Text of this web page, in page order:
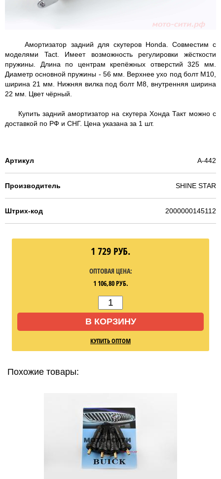
Амортизатор задний для скутеров Honda. Совместим с
моделями Tact. Имеет возможность регулировки жёсткости
пружины. Длина по центрам крепёжных отверстий 325 мм.
Диаметр основной пружины - 56 мм. Верхнее ухо под болт М10,
ширина 21 мм. Нижняя вилка под болт М8, внутренняя ширина
22 мм. Цвет чёрный.
Купить задний амортизатор на скутера Хонда Такт можно с
доставкой по РФ и СНГ. Цена указана за 1 шт.
Артикул A-442
Производитель SHINE STAR
Штрих-код 2000000145112
1 729 РУБ.
ОПТОВАЯ ЦЕНА:
1 106,80РУБ.
В КОРЗИНУ
КУПИТЬ ОПТОМ
Похожие товары: